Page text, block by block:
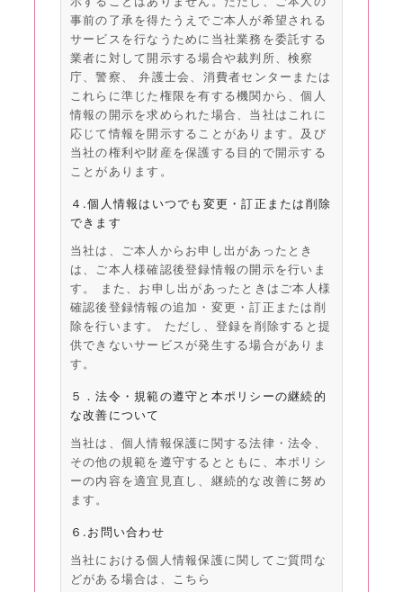
事前の了承を得たうえでご本人が希望される
サービスを行なうために当社業務を委託する
業者に対して開示する場合や裁判所、検察
庁、警察、 弁護士会、消費者センターまたは
これらに準じた権限を有する機関から、個人
情報の開示を求められた場合、当社はこれに
応じて情報を開示することがあります。及び
当社の権利や財産を保護する目的で開示する
ことがあります。
４.個人情報はいつでも変更・訂正または削除
できます
当社は、ご本人からお申し出があったとき
は、ご本人様確認後登録情報の開示を行いま
す。 また、お申し出があったときはご本人様
確認後登録情報の追加・変更・訂正または削
除を行います。 ただし、登録を削除すると提
供できないサービスが発生する場合がありま
す。
５．法令・規範の遵守と本ポリシーの継続的
な改善について
当社は、個人情報保護に関する法律・法令、
その他の規範を遵守するとともに、本ポリシ
ーの内容を適宜見直し、継続的な改善に努め
ます。
６.お問い合わせ
当社における個人情報保護に関してご質問な
どがある場合は、こちら